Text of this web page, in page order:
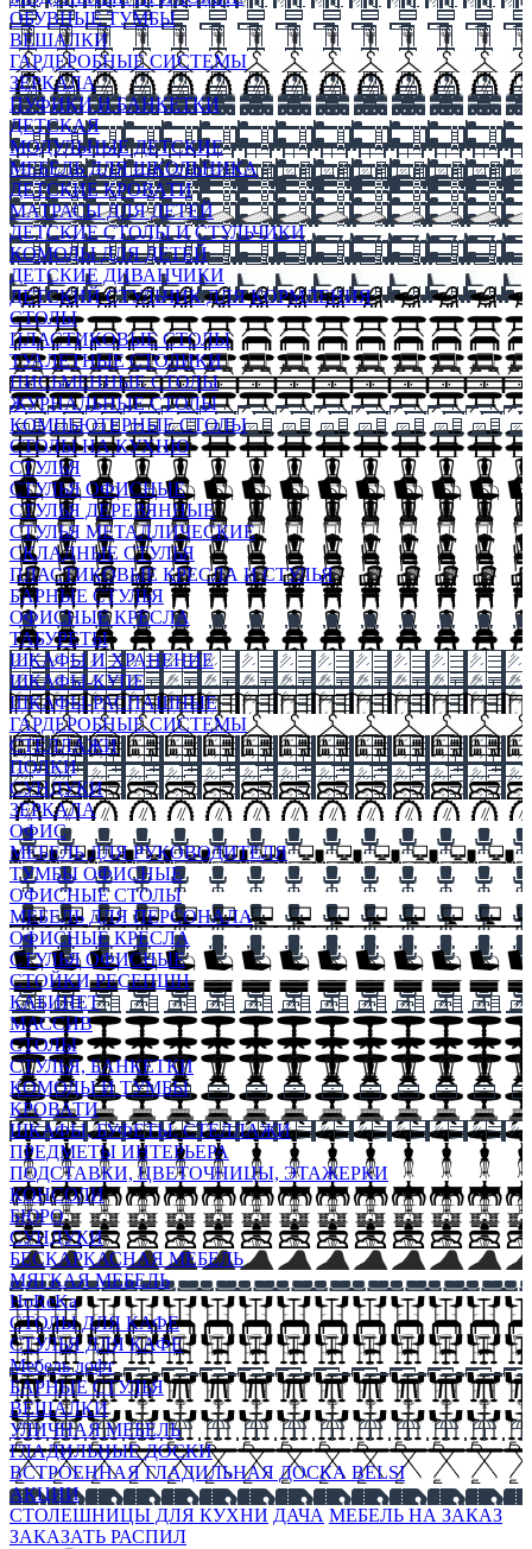
ОБУВНЫЕ ТУМБЫ
ВЕШАЛКИ
ГАРДЕРОБНЫЕ СИСТЕМЫ
ЗЕРКАЛА
ПУФИКИ И БАНКЕТКИ
ДЕТСКАЯ
МОДУЛЬНЫЕ ДЕТСКИЕ
МЕБЕЛЬ ДЛЯ ШКОЛЬНИКА
ДЕТСКИЕ КРОВАТИ
МАТРАСЫ ДЛЯ ДЕТЕЙ
ДЕТСКИЕ СТОЛЫ И СТУЛЬЧИКИ
КОМОДЫ ДЛЯ ДЕТЕЙ
ДЕТСКИЕ ДИВАНЧИКИ
ДЕТСКИЙ СТУЛЬЧИК ДЛЯ КОРМЛЕНИЯ
СТОЛЫ
ПЛАСТИКОВЫЕ СТОЛЫ
ТУАЛЕТНЫЕ СТОЛИКИ
ПИСЬМЕННЫЕ СТОЛЫ
ЖУРНАЛЬНЫЕ СТОЛЫ
КОМПЬЮТЕРНЫЕ СТОЛЫ
СТОЛЫ НА КУХНЮ
СТУЛЬЯ
СТУЛЬЯ ОФИСНЫЕ
СТУЛЬЯ ДЕРЕВЯННЫЕ
СТУЛЬЯ МЕТАЛЛИЧЕСКИЕ
СКЛАДНЫЕ СТУЛЬЯ
ПЛАСТИКОВЫЕ КРЕСЛА И СТУЛЬЯ
БАРНЫЕ СТУЛЬЯ
ОФИСНЫЕ КРЕСЛА
ТАБУРЕТЫ
ШКАФЫ И ХРАНЕНИЕ
ШКАФЫ-КУПЕ
ШКАФЫ-РАСПАШНЫЕ
ГАРДЕРОБНЫЕ СИСТЕМЫ
СТЕЛЛАЖИ
ПОЛКИ
СУНДУКИ
ЗЕРКАЛА
ОФИС
МЕБЕЛЬ ДЛЯ РУКОВОДИТЕЛЯ
ТУМБЫ ОФИСНЫЕ
ОФИСНЫЕ СТОЛЫ
МЕБЕЛЬ ДЛЯ ПЕРСОНАЛА
ОФИСНЫЕ КРЕСЛА
СТУЛЬЯ ОФИСНЫЕ
СТОЙКИ РЕСЕПШН
КАБИНЕТ
МАССИВ
СТОЛЫ
СТУЛЬЯ, БАНКЕТКИ
КОМОДЫ И ТУМБЫ
КРОВАТИ
ШКАФЫ, БУФЕТЫ, СТЕЛЛАЖИ
ПРЕДМЕТЫ ИНТЕРЬЕРА
ПОДСТАВКИ, ЦВЕТОЧНИЦЫ, ЭТАЖЕРКИ
КОНСОЛИ
БЮРО
СУНДУКИ
БЕСКАРКАСНАЯ МЕБЕЛЬ
МЯГКАЯ МЕБЕЛЬ
HoReKa
СТОЛЫ ДЛЯ КАФЕ
СТУЛЬЯ ДЛЯ КАФЕ
Мебель лофт
БАРНЫЕ СТУЛЬЯ
ВЕШАЛКИ
УЛИЧНАЯ МЕБЕЛЬ
ГЛАДИЛЬНЫЕ ДОСКИ
ВСТРОЕННАЯ ГЛАДИЛЬНАЯ ДОСКА BELSI
АКЦИИ
СТОЛЕШНИЦЫ ДЛЯ КУХНИ ДАЧА МЕБЕЛЬ НА ЗАКАЗ
ЗАКАЗАТЬ РАСПИЛ